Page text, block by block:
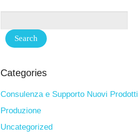
Categories
Consulenza e Supporto Nuovi Prodotti
Produzione
Uncategorized